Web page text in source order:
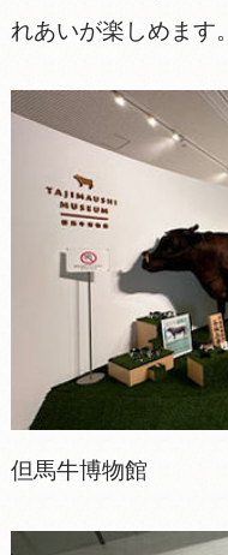
れあいが楽しめます。
但馬牛博物館